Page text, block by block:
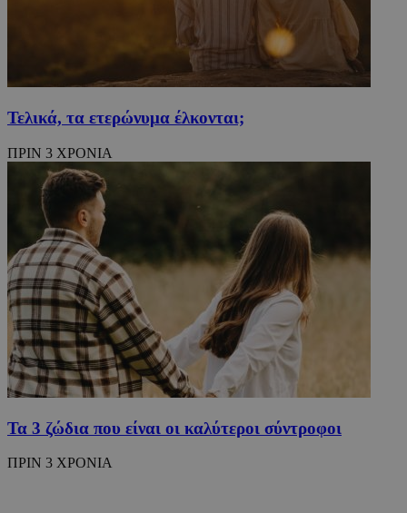
Τελικά, τα ετερώνυμα έλκονται;
ΠΡΙΝ 3 ΧΡΟΝΙΑ
Τα 3 ζώδια που είναι οι καλύτεροι σύντροφοι
ΠΡΙΝ 3 ΧΡΟΝΙΑ